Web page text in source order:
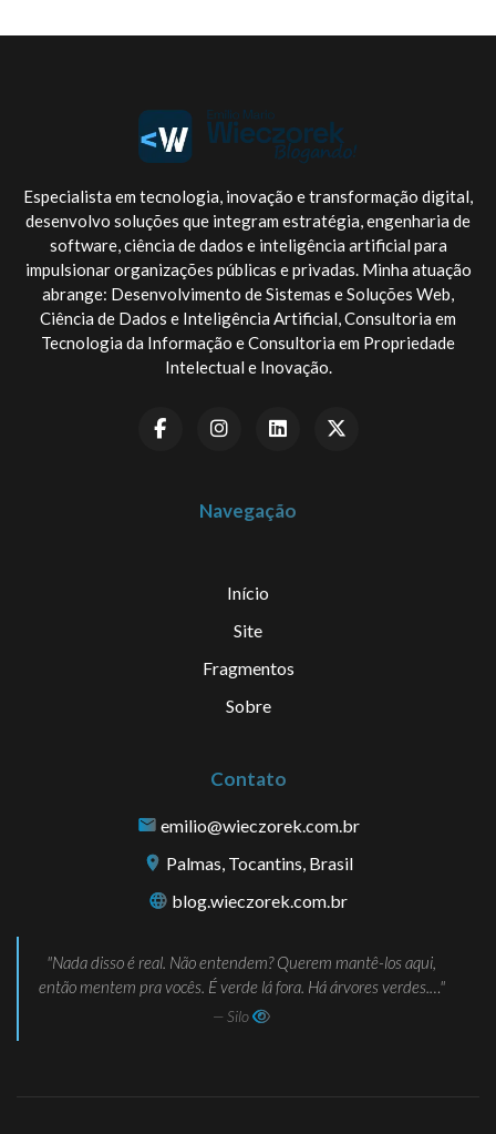
Especialista em tecnologia, inovação e transformação digital,
desenvolvo soluções que integram estratégia, engenharia de
software, ciência de dados e inteligência artificial para
impulsionar organizações públicas e privadas. Minha atuação
abrange: Desenvolvimento de Sistemas e Soluções Web,
Ciência de Dados e Inteligência Artificial, Consultoria em
Tecnologia da Informação e Consultoria em Propriedade
Intelectual e Inovação.
Navegação
Início
Site
Fragmentos
Sobre
Contato
emilio@wieczorek.com.br
Palmas, Tocantins, Brasil
blog.wieczorek.com.br
Nada disso é real. Não entendem? Querem mantê-los aqui,
então mentem pra vocês. É verde lá fora. Há árvores verdes.…
— Silo